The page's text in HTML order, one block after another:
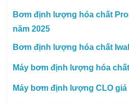
Bơm định lượng hóa chất
năm 2025
Bơm định lượng hóa chất
Máy bơm định lượng hóa
Máy bơm định lượng CLO giá